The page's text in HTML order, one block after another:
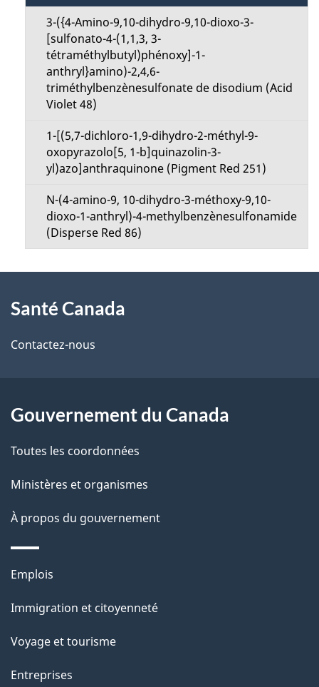
3-({4-Amino-9,10-dihydro-9,10-dioxo-3-
[sulfonato-4-(1,1,3, 3-
tétraméthylbutyl)phénoxy]-1-
anthryl}amino)-2,4,6-
triméthylbenzènesulfonate de disodium (Acid
Violet 48)
1-[(5,7-dichloro-1,9-dihydro-2-méthyl-9-
oxopyrazolo[5, 1-b]quinazolin-3-
yl)azo]anthraquinone (Pigment Red 251)
N-(4-amino-9, 10-dihydro-3-méthoxy-9,10-
dioxo-1-anthryl)-4-methylbenzènesulfonamide
(Disperse Red 86)
propos
de
site
Santé Canada
Contactez-nous
Gouvernement du Canada
Toutes les coordonnées
Ministères et organismes
À propos du gouvernement
Thèmes
sujets
Emplois
Immigration et citoyenneté
Voyage et tourisme
Entreprises